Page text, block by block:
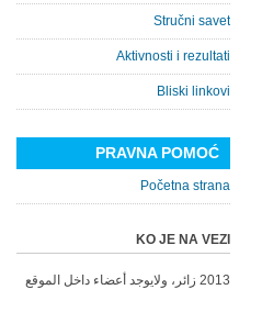
Stručni savet
Aktivnosti i rezultati
Bliski linkovi
PRAVNA POMOĆ
Početna strana
KO JE NA VEZI
2013 زائر، ولايوجد أعضاء داخل الموقع